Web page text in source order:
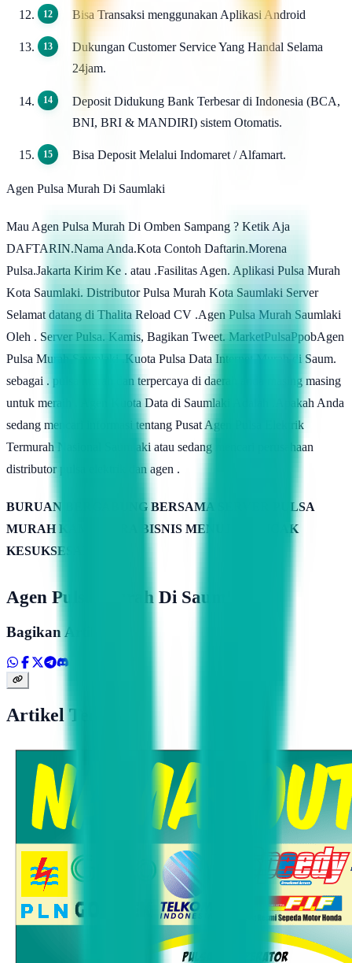
Bisa Transaksi menggunakan Aplikasi Android
Dukungan Customer Service Yang Handal Selama
24jam.
Deposit Didukung Bank Terbesar di Indonesia (BCA,
BNI, BRI & MANDIRI) sistem Otomatis.
Bisa Deposit Melalui Indomaret / Alfamart.
Agen Pulsa Murah Di Saumlaki
Mau Agen Pulsa Murah Di Omben Sampang ? Ketik Aja
DAFTARIN.Nama Anda.Kota Contoh Daftarin.Morena
Pulsa.Jakarta Kirim Ke . atau .Fasilitas Agen. Aplikasi Pulsa Murah
Kota Saumlaki. Distributor Pulsa Murah Kota Saumlaki Server
Selamat datang di Thalita Reload CV .Agen Pulsa Murah Saumlaki
Oleh . Server Pulsa. Kamis, Bagikan Tweet. MarketPulsaPpobAgen
Pulsa Murah Saumlaki .Kuota Pulsa Data Internet Murah di Saum.
sebagai . pulsa murah dan terpercaya di daerah anda masing masing
untuk meraih . Agen Kuota Data di Saumlaki Adalah .Apakah Anda
sedang mencari informasi tentang Pusat Agen Pulsa Elektrik
Termurah Nasional Saumlaki atau sedang mencari perusahaan
distributor pulsa elektrik dan agen .
BURUAN BERGABUNG BERSAMA SERVER PULSA
MURAH KAMIMITRA BISNIS MENUJU PUNCAK
KESUKSESAN
Agen Pulsa Murah Di Saumlaki
Bagikan Artikel
Artikel Terkait